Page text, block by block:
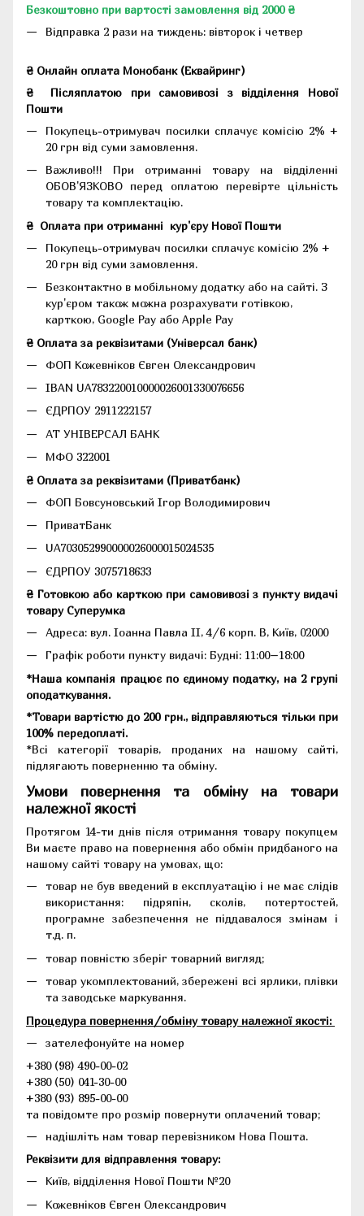
Безкоштовно при вартості замовлення від 2000 ₴
Відправка 2 рази на тиждень: вівторок і четвер
₴ Онлайн оплата Монобанк (Еквайринг)
₴
Післяплатою при самовивозі з відділення Нової
Пошти
Покупець-отримувач посилки сплачує комісію 2% +
20 грн від суми замовлення.
Важливо!!! При отриманні товару на відділенні
ОБОВ'ЯЗКОВО перед оплатою перевірте цільність
товару та комплектацію.
₴ Оплата при отриманні кур'єру Нової Пошти
Покупець-отримувач посилки сплачує комісію 2% +
20 грн від суми замовлення.
Безконтактно в мобільному додатку або на сайті. З
кур'єром також можна розрахувати готівкою,
карткою, Google Pay або Apple Pay
₴ Оплата за реквізитами (Універсал банк)
ФОП Кожевніков Євген Олександрович
IBAN UA783220010000026001330076656
ЄДРПОУ 2911222157
АТ УНІВЕРСАЛ БАНК
МФО 322001
₴ Оплата за реквізитами (Приватбанк)
ФОП Бовсуновський Ігор Володимирович
ПриватБанк
UA703052990000026000015024535
ЄДРПОУ 3075718633
₴ Готовкою або карткою при самовивозі з пункту видачі
товару Суперумка
Адреса: вул. Іоанна Павла II, 4/6 корп. В, Київ, 02000
Графік роботи пункту видачі: Будні: 11:00–18:00
*Наша компанія працює по єдиному податку, на 2 групі
оподаткування.
*Товари вартістю до 200 грн., відправляються тільки при
100% передоплаті.
*Всі категорії товарів, проданих на нашому сайті,
підлягають поверненню та обміну.
Умови повернення та обміну на товари
належної якості
Протягом 14-ти днів після отримання товару покупцем
Ви маєте право на повернення або обмін придбаного на
нашому сайті товару на умовах, що:
товар не був введений в експлуатацію і не має слідів
використання: підряпін, сколів, потертостей,
програмне забезпечення не піддавалося змінам і
т.д. п.
товар повністю зберіг товарний вигляд;
товар укомплектований, збережені всі ярлики, плівки
та заводське маркування.
Процедура повернення/обміну товару належної якості:
зателефонуйте на номер
+380 (98) 490-00-02
+380 (50) 041-30-00
+380 (93) 895-00-00
та повідомте про розмір повернути оплачений товар;
надішліть нам товар перевізником Нова Пошта.
Реквізити для відправлення товару:
Київ, відділення Нової Пошти №20
Кожевніков Євген Олександрович